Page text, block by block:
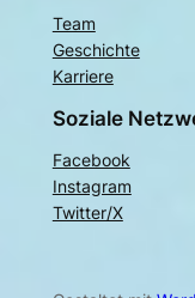
Team
Geschichte
Karriere
Soziale
Facebook
Instagram
Twitter/X